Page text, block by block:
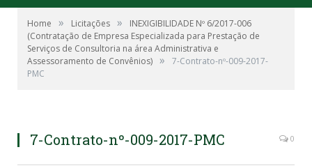
Home » Licitações »
INEXIGIBILIDADE Nº 6/2017-006
(Contratação de Empresa Especializada para Prestação de
Serviços de Consultoria na área Administrativa e
Assessoramento de Convênios) »
7-Contrato-nº-009-2017-
PMC
7-Contrato-nº-009-2017-PMC 0